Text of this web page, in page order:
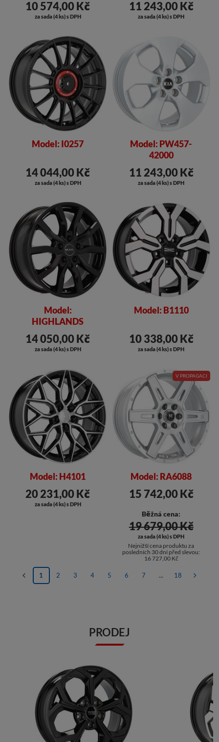
10 574,00 Kč
za sada (4 ks) s DPH
11 243,00 Kč
za sada (4 ks) s DPH
Model: I0257
14 044,00 Kč
za sada (4 ks) s DPH
Model: PW457-
42000
11 243,00 Kč
za sada (4 ks) s DPH
Model:
HIGHLANDS
14 050,00 Kč
za sada (4 ks) s DPH
Model: B1110
10 338,00 Kč
za sada (4 ks) s DPH
Model: H4101
20 231,00 Kč
za sada (4 ks) s DPH
V PROPAGACI
Model: RA6088
Běžná cena:
19 679,00 Kč
15 742,00 Kč
za sada (4 ks) s DPH
Nejnižší cena produktu za
posledních 30 dní před slevou:
16 727,00 Kč
1 2 3 4 5 6 7 ... 18
PRODEJ